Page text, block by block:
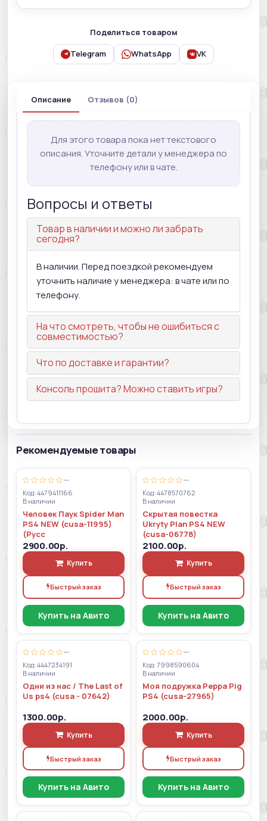
Поделиться товаром
Telegram WhatsApp VK
Описание Отзывов (0)
Для этого товара пока нет текстового
описания. Уточните детали у менеджера по
телефону или в чате.
Вопросы и ответы
Товар в наличии и можно ли забрать
сегодня?
В наличии. Перед поездкой рекомендуем
уточнить наличие у менеджера: в чате или по
телефону.
На что смотреть, чтобы не ошибиться с
совместимостью?
Что по доставке и гарантии?
Консоль прошита? Можно ставить игры?
Рекомендуемые товары
—
Код: 4479411166
В наличии
Человек Паук Spider Man
PS4 NEW (cusa-11995)
(Русс
2900.00р.
Купить
Быстрый заказ
Купить на Авито
—
Код: 4478570762
В наличии
Скрытая повестка
Ukryty Plan PS4 NEW
(cusa-06778)
2100.00р.
Купить
Быстрый заказ
Купить на Авито
—
Код: 4447234191
В наличии
Одни из нас / The Last of
Us ps4 (cusa - 07642)
1300.00р.
Купить
Быстрый заказ
Купить на Авито
—
Код: 7998590604
В наличии
Моя подружка Peppa Pig
PS4 (cusa-27965)
2000.00р.
Купить
Быстрый заказ
Купить на Авито